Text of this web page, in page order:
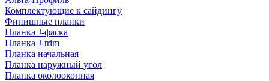
Комплектующие к сайдингу
Финишные планки
Планка J-фаска
Планка J-trim
Планка начальная
Планка наружный угол
Планка околооконная